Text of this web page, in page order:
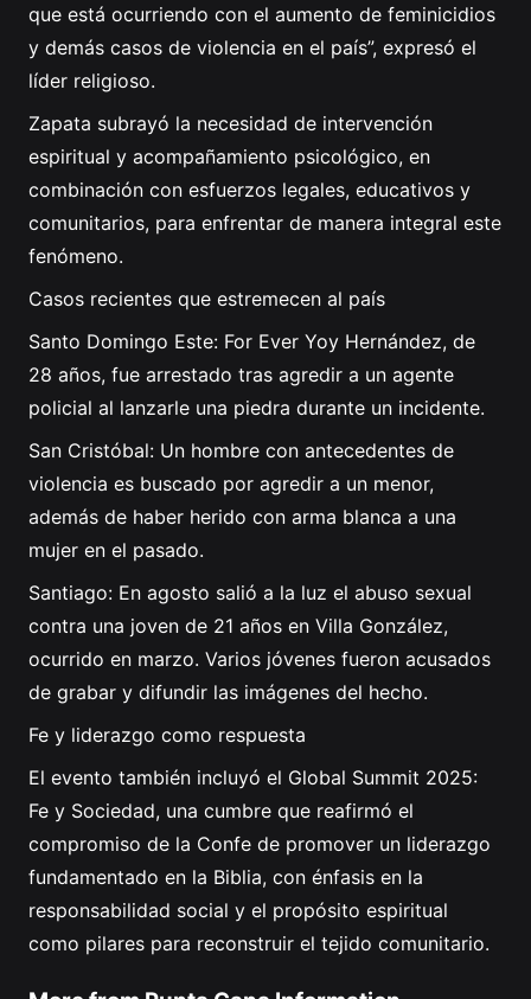
que está ocurriendo con el aumento de feminicidios
y demás casos de violencia en el país”, expresó el
líder religioso.
Zapata subrayó la necesidad de intervención
espiritual y acompañamiento psicológico, en
combinación con esfuerzos legales, educativos y
comunitarios, para enfrentar de manera integral este
fenómeno.
Casos recientes que estremecen al país
Santo Domingo Este: For Ever Yoy Hernández, de
28 años, fue arrestado tras agredir a un agente
policial al lanzarle una piedra durante un incidente.
San Cristóbal: Un hombre con antecedentes de
violencia es buscado por agredir a un menor,
además de haber herido con arma blanca a una
mujer en el pasado.
Santiago: En agosto salió a la luz el abuso sexual
contra una joven de 21 años en Villa González,
ocurrido en marzo. Varios jóvenes fueron acusados
de grabar y difundir las imágenes del hecho.
Fe y liderazgo como respuesta
El evento también incluyó el Global Summit 2025:
Fe y Sociedad, una cumbre que reafirmó el
compromiso de la Confe de promover un liderazgo
fundamentado en la Biblia, con énfasis en la
responsabilidad social y el propósito espiritual
como pilares para reconstruir el tejido comunitario.